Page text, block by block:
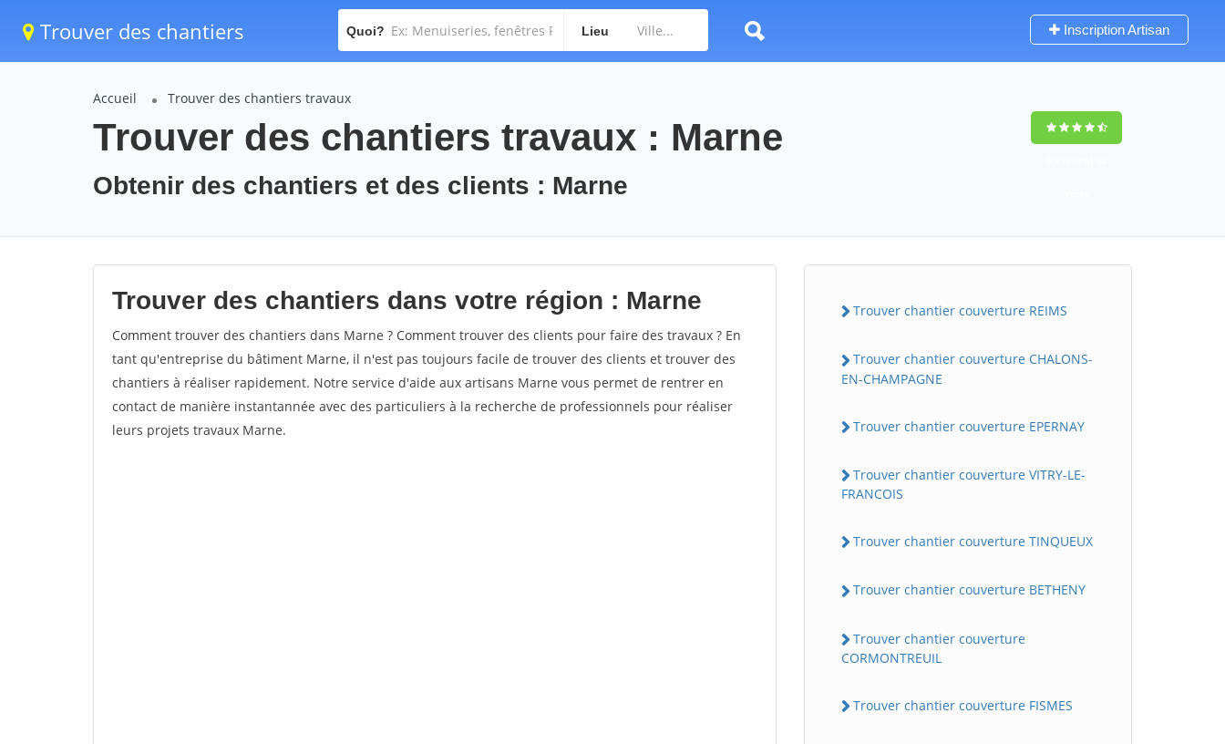
Trouver des chantiers Quoi? Lieu Inscription Artisan
Accueil Trouver des chantiers travaux
Trouver des chantiers travaux : Marne
Obtenir des chantiers et des clients : Marne
Trouver des chantiers dans votre région : Marne
Comment trouver des chantiers dans Marne ? Comment trouver des clients pour faire des travaux ? En
tant qu'entreprise du bâtiment Marne, il n'est pas toujours facile de trouver des clients et trouver des
chantiers à réaliser rapidement. Notre service d'aide aux artisans Marne vous permet de rentrer en
contact de manière instantannée avec des particuliers à la recherche de professionnels pour réaliser
leurs projets travaux Marne.
Trouver chantier couverture REIMS
Trouver chantier couverture CHALONS-
EN-CHAMPAGNE
Trouver chantier couverture EPERNAY
Trouver chantier couverture VITRY-LE-
FRANCOIS
Trouver chantier couverture TINQUEUX
Trouver chantier couverture BETHENY
Trouver chantier couverture
CORMONTREUIL
Trouver chantier couverture FISMES